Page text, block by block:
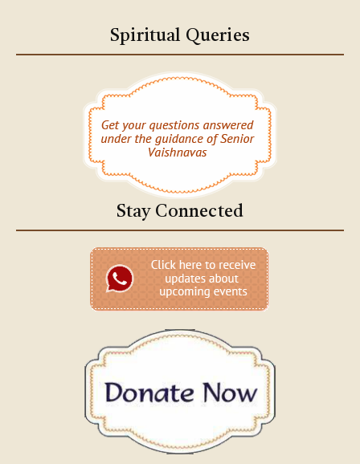
Spiritual Queries
Stay Connected